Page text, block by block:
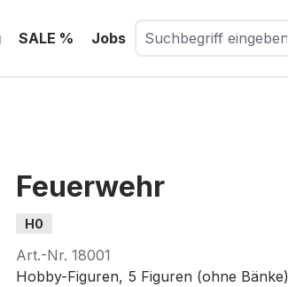
SALE % Jobs
Feuerwehr
H0
Art.-Nr.18001
Hobby-Figuren, 5 Figuren (ohne Bänke)